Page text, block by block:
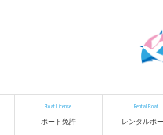
Boat License
ボート免許
Rental Boat
レンタルボ